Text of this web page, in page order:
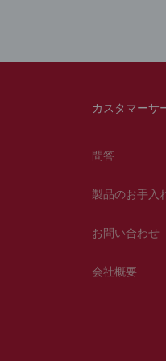
カスタマーサ
問答
製品のお手入
お問い合わせ
会社概要